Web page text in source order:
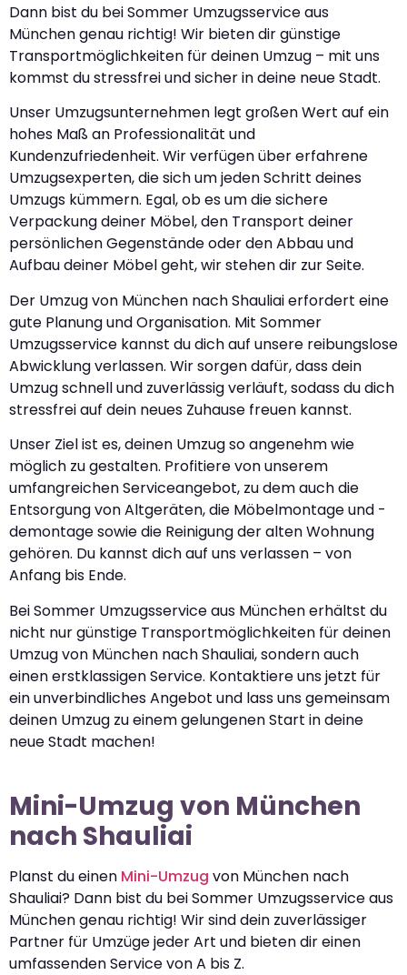
Dann bist du bei Sommer Umzugsservice aus
München genau richtig! Wir bieten dir günstige
Transportmöglichkeiten für deinen Umzug – mit uns
kommst du stressfrei und sicher in deine neue Stadt.
Unser Umzugsunternehmen legt großen Wert auf ein
hohes Maß an Professionalität und
Kundenzufriedenheit. Wir verfügen über erfahrene
Umzugsexperten, die sich um jeden Schritt deines
Umzugs kümmern. Egal, ob es um die sichere
Verpackung deiner Möbel, den Transport deiner
persönlichen Gegenstände oder den Abbau und
Aufbau deiner Möbel geht, wir stehen dir zur Seite.
Der Umzug von München nach Shauliai erfordert eine
gute Planung und Organisation. Mit Sommer
Umzugsservice kannst du dich auf unsere reibungslose
Abwicklung verlassen. Wir sorgen dafür, dass dein
Umzug schnell und zuverlässig verläuft, sodass du dich
stressfrei auf dein neues Zuhause freuen kannst.
Unser Ziel ist es, deinen Umzug so angenehm wie
möglich zu gestalten. Profitiere von unserem
umfangreichen Serviceangebot, zu dem auch die
Entsorgung von Altgeräten, die Möbelmontage und -
demontage sowie die Reinigung der alten Wohnung
gehören. Du kannst dich auf uns verlassen – von
Anfang bis Ende.
Bei Sommer Umzugsservice aus München erhältst du
nicht nur günstige Transportmöglichkeiten für deinen
Umzug von München nach Shauliai, sondern auch
einen erstklassigen Service. Kontaktiere uns jetzt für
ein unverbindliches Angebot und lass uns gemeinsam
deinen Umzug zu einem gelungenen Start in deine
neue Stadt machen!
Mini-Umzug von München
nach Shauliai
Planst du einen Mini-Umzug von München nach
Shauliai? Dann bist du bei Sommer Umzugsservice aus
München genau richtig! Wir sind dein zuverlässiger
Partner für Umzüge jeder Art und bieten dir einen
umfassenden Service von A bis Z.